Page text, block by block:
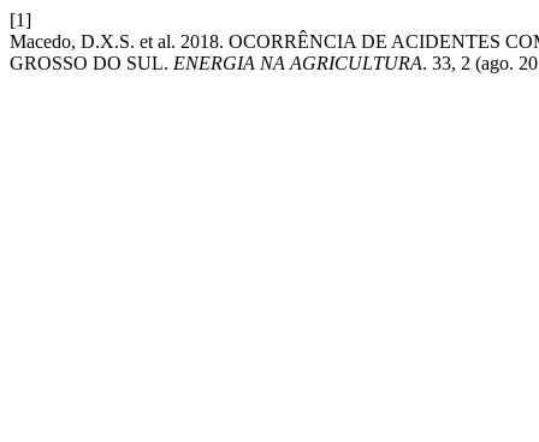
[1]
Macedo, D.X.S. et al. 2018. OCORRÊNCIA DE ACIDENTES
GROSSO DO SUL. ENERGIA NA AGRICULTURA. 33, 2 (ago.